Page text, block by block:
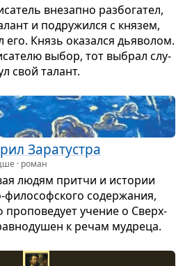
вне­запно раз­бо­га­тел,
и подру­жился с кня­зем,
его. Князь ока­зался дья­во­лом.
выбор, тот выбрал слу­
свой талант.
Зара­тустра
· роман
людям притчи и исто­рии
содер­жа­ния,
уче­ние о Сверх­
к речам муд­реца.